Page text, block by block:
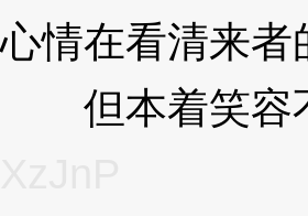
心情在看清来
但本着笑容不